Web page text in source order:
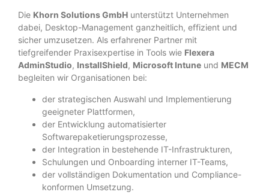
Die Khorn Solutions GmbH unterstützt Unternehmen
dabei, Desktop-Management ganzheitlich, effizient und
sicher umzusetzen. Als erfahrener Partner mit
tiefgreifender Praxisexpertise in Tools wie Flexera
AdminStudio, InstallShield, Microsoft Intune und MECM
begleiten wir Organisationen bei:
der strategischen Auswahl und Implementierung
geeigneter Plattformen,
der Entwicklung automatisierter
Softwarepaketierungsprozesse,
der Integration in bestehende IT-Infrastrukturen,
Schulungen und Onboarding interner IT-Teams,
der vollständigen Dokumentation und Compliance-
konformen Umsetzung.